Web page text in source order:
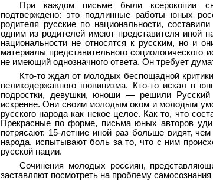
При каждом письме были ксерокопии
подтверждено: это подлинные работы юных
родителя русские по национальности,
одним из родителей имеют представителя иной
национальности не относятся к русским, но и
материалы представительного
не имеющий однозначного ответа. Он требует
Кто-то ждал от молодых беспощадной
великодержавного шовинизма. Кто-то искал в
подростки, девушки, юноши — решили Русский
искренне. Они своим молодым оком и молодым
русского народа как некое целое. Как то, что
Прекрасные по форме, письма юных авторов
потрясают. 15-летние иной раз больше видят,
народа, испытывают боль за то, что с ним
русской нации.
Сочинения молодых россиян,
заставляют посмотреть на проблему